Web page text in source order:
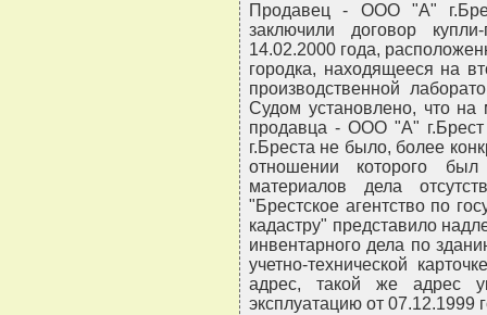
Продавец - ООО "А"
заключили договор
14.02.2000 года,
городка, находящееся на
производственной
Судом установлено, что на
продавца - ООО "А"
г.Бреста не было, более
отношении которого
материалов дела
"Брестское агентство по
кадастру" представило
инвентарного дела по
учетно-технической
адрес, такой же адрес
эксплуатацию от 07.12.1999